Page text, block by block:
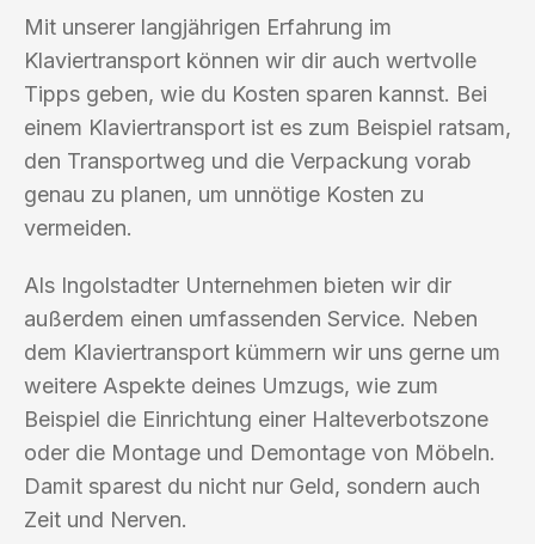
Mit unserer langjährigen Erfahrung im
Klaviertransport können wir dir auch wertvolle
Tipps geben, wie du Kosten sparen kannst. Bei
einem Klaviertransport ist es zum Beispiel ratsam,
den Transportweg und die Verpackung vorab
genau zu planen, um unnötige Kosten zu
vermeiden.
Als Ingolstadter Unternehmen bieten wir dir
außerdem einen umfassenden Service. Neben
dem Klaviertransport kümmern wir uns gerne um
weitere Aspekte deines Umzugs, wie zum
Beispiel die Einrichtung einer Halteverbotszone
oder die Montage und Demontage von Möbeln.
Damit sparest du nicht nur Geld, sondern auch
Zeit und Nerven.